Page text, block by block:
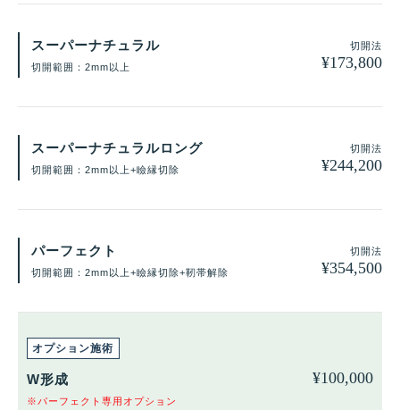
スーパーナチュラル
切開範囲：2mm以上
切開法
¥173,800
スーパーナチュラルロング
切開範囲：2mm以上+瞼縁切除
切開法
¥244,200
パーフェクト
切開範囲：2mm以上+瞼縁切除+靭帯解除
切開法
¥354,500
W形成
※パーフェクト専用オプション
¥100,000